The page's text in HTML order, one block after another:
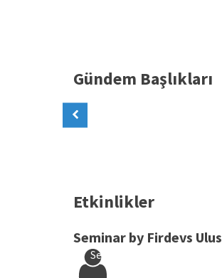
Gündem Başlıkları
Etkinlikler
Seminars
Seminar by Firdevs Ulus